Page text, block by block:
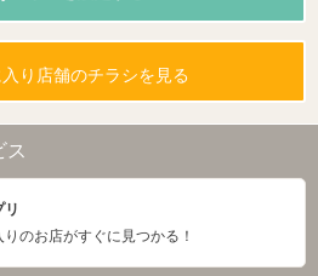
り店舗のチラシを見る
ス
リ
のお店がすぐに見つかる！